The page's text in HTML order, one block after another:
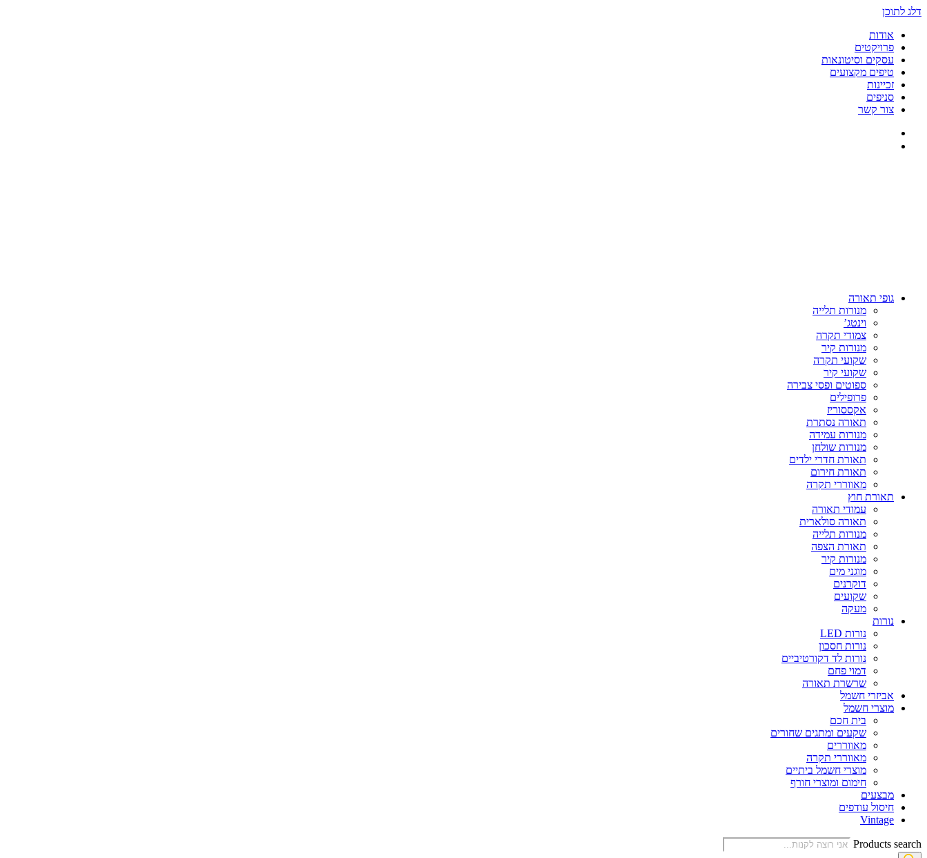
דלג לתוכן
אודות
פרויקטים
עסקים וסיטונאות
טיפים מקצועים
זכיינות
סניפים
צור קשר
גופי תאורה
מנורות תלייה
וינטג’
צמודי תקרה
מנורות קיר
שקועי תקרה
שקועי קיר
ספוטים ופסי צבירה
פרופילים
אקססוריז
תאורה נסתרת
מנורות עמידה
מנורות שולחן
תאורת חדרי ילדים
תאורת חירום
מאווררי תקרה
תאורת חוץ
עמודי תאורה
תאורה סולארית
מנורות תלייה
תאורת הצפה
מנורות קיר
מוגני מים
דוקרנים
שקועים
מעקה
נורות
נורות LED
נורות חסכון
נורות לד דקורטיביים
דמוי פחם
שרשרת תאורה
אביזרי חשמל
מוצרי חשמל
בית חכם
שקעים ומתגים שחורים
מאווררים
מאווררי תקרה
מוצרי חשמל ביתיים
חימום ומוצרי חורף
מבצעים
חיסול עודפים
Vintage
Products search